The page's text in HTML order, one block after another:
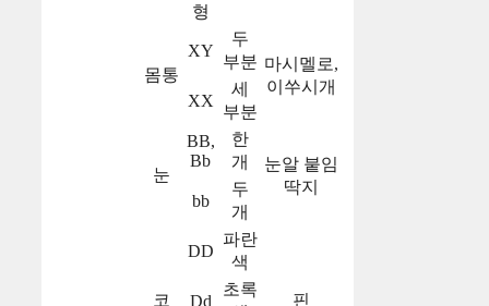
형
몸통
XY
두
부분 마시멜로,
이쑤시개
XX
세
부분
눈
BB,
Bb
한
개
눈알 붙임
딱지
bb
두
개
코
DD
파란
색
핀
Dd
초록